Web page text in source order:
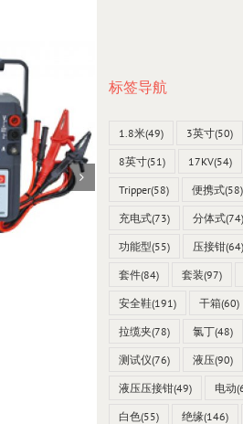
23 12 月, 2021
标签导航
1.8米(49) 3英寸(50)
8英寸(51) 17KV(54)
Tripper(58) 便携式(58)
充电式(73) 分体式(74)
功能型(55) 压接钳(64)
套件(84) 套装(97)
安全鞋(191) 干箱(60)
拉缆夹(78) 氯丁(48)
测试仪(76) 液压(90)
液压压接钳(49) 电动
白色(55) 绝缘(146)